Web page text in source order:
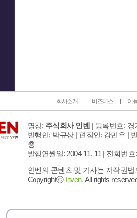
회사소개 비즈니스 이
명칭: 주식회사 인벤 | 등록번호: 경
발행인: 박규상 | 편집인: 강민우 |
층
발행연월일: 2004 11. 11 | 전화번호
인벤의 콘텐츠 및 기사는 저작권
Copyrightⓒ Inven.All rights